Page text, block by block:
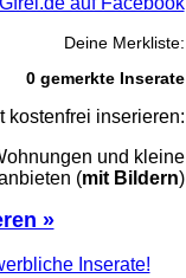
Deine Merkliste:
0 gemerkte Inserate
kostenfrei inserieren:
und kleine
(mit Bildern)
»
Inserate!